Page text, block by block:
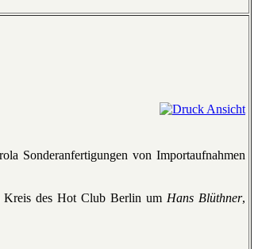
Sonderanfertigungen von Importaufnahmen
Kreis des Hot Club Berlin um Hans Blüthner,